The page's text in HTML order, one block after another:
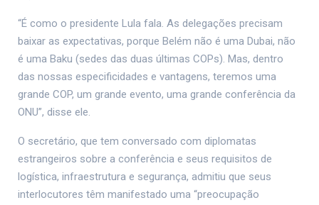
“É como o presidente Lula fala. As delegações precisam
baixar as expectativas, porque Belém não é uma Dubai, não
é uma Baku (sedes das duas últimas COPs). Mas, dentro
das nossas especificidades e vantagens, teremos uma
grande COP, um grande evento, uma grande conferência da
ONU”, disse ele.
O secretário, que tem conversado com diplomatas
estrangeiros sobre a conferência e seus requisitos de
logística, infraestrutura e segurança, admitiu que seus
interlocutores têm manifestado uma “preocupação